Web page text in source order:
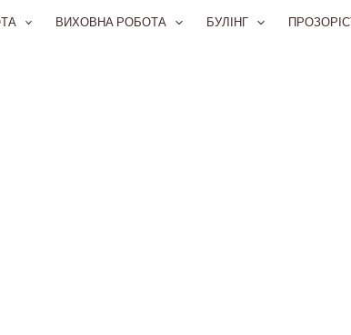
ВИХОВНА РОБОТА БУЛІНГ